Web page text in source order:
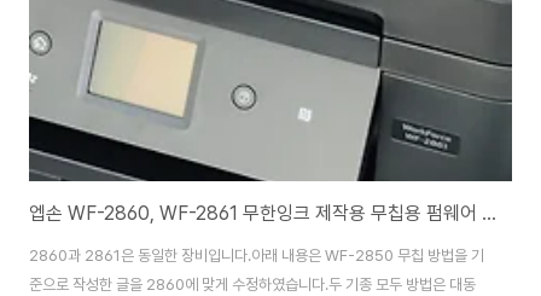
엡손 WF-2860, WF-2861 무한잉크 제작용 무칩용 펌웨어 및 인증 프로그램 , 프린터 드라이버 (인증키 15자리 용)
2860과 2861은 동일한 장비입니다.아래 내용은 WF-2850 무칩 방법을 기
준으로 작성한 글을 2860에 맞게 수정하였습니다.두 기종 모두 방법은 대동